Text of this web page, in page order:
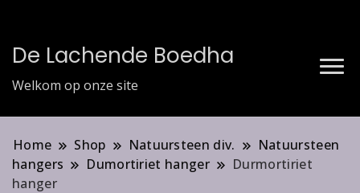
De Lachende Boedha
Welkom op onze site
Home Shop Natuursteen div.
Natuursteen
hangers
Dumortiriet hanger
Durmortiriet
hanger